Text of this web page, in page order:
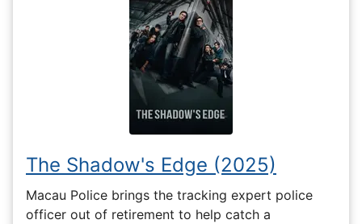
The Shadow's Edge (2025)
Macau Police brings the tracking expert police
officer out of retirement to help catch a